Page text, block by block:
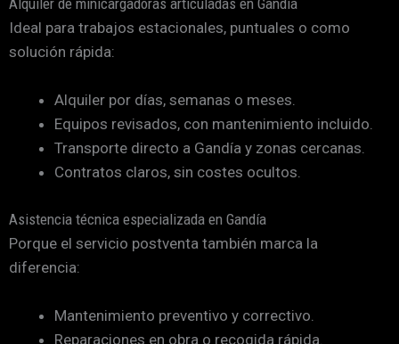
Alquiler de minicargadoras articuladas en Gandía
Ideal para trabajos estacionales, puntuales o como
solución rápida:
Alquiler por días, semanas o meses.
Equipos revisados, con mantenimiento incluido.
Transporte directo a Gandía y zonas cercanas.
Contratos claros, sin costes ocultos.
Asistencia técnica especializada en Gandía
Porque el servicio postventa también marca la
diferencia:
Mantenimiento preventivo y correctivo.
Reparaciones en obra o recogida rápida.